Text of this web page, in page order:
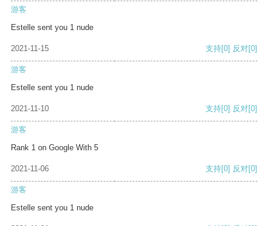
游客
Estelle sent you 1 nude
2021-11-15 支持[0] 反对[0]
游客
Estelle sent you 1 nude
2021-11-10 支持[0] 反对[0]
游客
Rank 1 on Google With 5
2021-11-06 支持[0] 反对[0]
游客
Estelle sent you 1 nude